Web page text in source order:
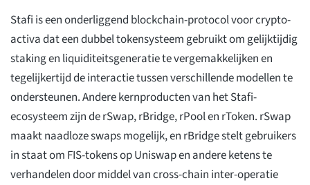
Stafi is een onderliggend blockchain-protocol voor crypto-
activa dat een dubbel tokensysteem gebruikt om gelijktijdig
staking en liquiditeitsgeneratie te vergemakkelijken en
tegelijkertijd de interactie tussen verschillende modellen te
ondersteunen. Andere kernproducten van het Stafi-
ecosysteem zijn de rSwap, rBridge, rPool en rToken. rSwap
maakt naadloze swaps mogelijk, en rBridge stelt gebruikers
in staat om FIS-tokens op Uniswap en andere ketens te
verhandelen door middel van cross-chain inter-operatie